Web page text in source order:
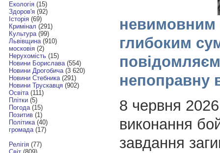
Екологія(15)
Здоров'я(92)
Історія(69)
Кримінал (291)
Культура(99)
Львівщина(910)
московія(2)
Нерухомість(15)
Новини Борислава(554)
Новини Дрогобича(3 620)
Новини Стебника(291)
Новини Трускавця(902)
Освіта(111)
Плітки(5)
Погода(15)
Позитив(1)
Політика(40)
громада(17)
Релігія(77)
невимовним
глибоким
непоправну
8 червня
виконання
завдання